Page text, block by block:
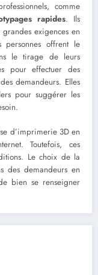
comme
rapides. Ils
exigences en
offrent le
le tirage de leurs
pour effectuer des
demandeurs. Elles
pour suggérer les
d’imprimerie 3D en
Toutefois, ces
Le choix de la
des demandeurs en
bien se renseigner